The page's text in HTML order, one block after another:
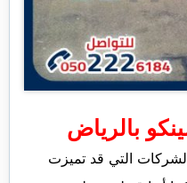
بالرياض
التي قد تميزت